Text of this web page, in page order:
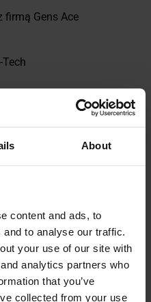
About
content and ads, to
to analyse our traffic.
your use of our site with
analytics partners who
that you’ve
collected from your use
firmą Gens Ace